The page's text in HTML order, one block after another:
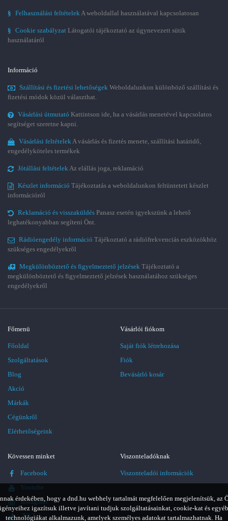
érdekében, hogy a dnd.hu webhely tartalmát megfelelően megjelenítsük, az
igényeihez igazítsuk illetve javítani tudjuk szolgáltatásainkat, cookie-kat és egyéb
technológiákat alkalmazunk, amelyek személyes adatokat tartalmazhatnak. Ha
§ Felhasználási feltételekA weboldallal használatával kapcsolatosan
§ Cookie szabályzat Látogatói tájékoztató az úgynevezett sütik
használatáról
Információ
Szállítási és fizetési lehetőségek Weboldalunkon különböző szállítási és
fizetési módok közül választhat.
Vásárlási útmutató Kattintson ide, ha a vásárlás menetével kapcsolatos
segítséget szeretne kapni.
Vásárlási feltételekA vásárlás és fizetés menete, szállítási határidő,
engedélyköteles termékek
Jótállási feltételekAz elállás joga, reklamáció
Készlet információ Tájékoztatás a weboldalunkon feltüntetett készlet
információról
Reklamáció és visszaküldés Panasz esetén igyekszünk a lehető
leghatékonyabban segíteni Önt.
Rádióengedély információ Tájékoztató a rádiófrekvenciás eszközökhöz
szükséges engedélyekről
Megkülönböztető és figyelmeztető jelzések Tájékoztató a
megkülönböztető és figyelmeztető jelzések használatához szükséges
engedélyekről
Főmenü
Főoldal
Szolgáltatások
Blog
Akció
Márkák
Cégünkről
Elérhetőségeink
Vásárlói fiókom
Saját fiók létrehozása
Fiók
Bevásárló kosár
Kövessen minket
Facebook
Youtube
Instagram
TikTok
Viszonteladóknak
Viszonteladói információk